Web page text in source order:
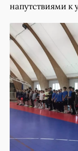
напутствиями к